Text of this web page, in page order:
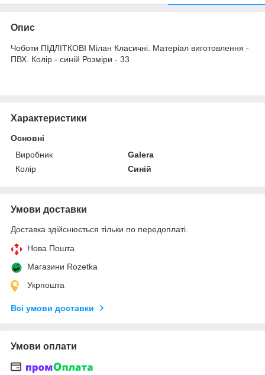
Опис
Чоботи ПІДЛІТКОВІ Мілан Класичні. Матеріал виготовлення -
ПВХ. Колір - синій Розміри - 33
Характеристики
Основні
Виробник
Galera
Колір
Синій
Умови доставки
Доставка здійснюється тільки по передоплаті.
Нова Пошта
Магазини Rozetka
Укрпошта
Всі умови доставки
Умови оплати